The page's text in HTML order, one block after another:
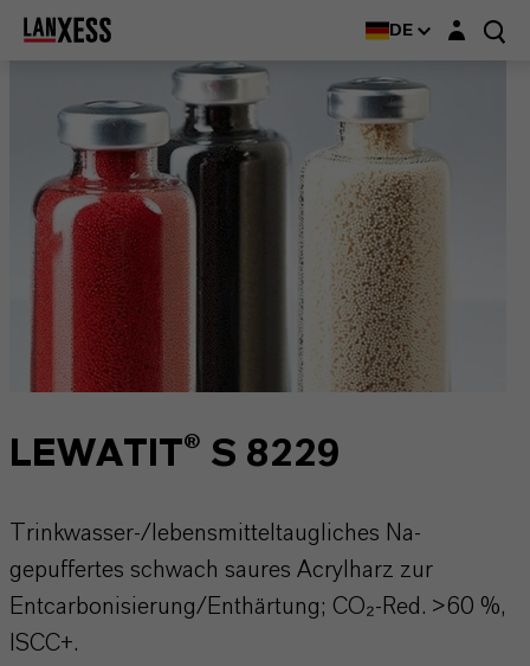
DE Login-Maske
LEWATIT® S 8229
Trinkwasser-/lebensmitteltaugliches Na-
gepuffertes schwach saures Acrylharz zur
Entcarbonisierung/Enthärtung; CO₂-Red. >60 %,
ISCC+.